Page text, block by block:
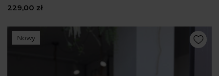
229,00 zł
Nowy